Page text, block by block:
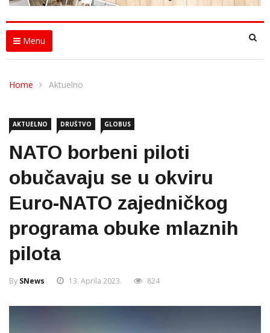
Menu
Home Aktuelno
AKTUELNO DRUŠTVO GLOBUS
NATO borbeni piloti
obučavaju se u okviru
Euro-NATO zajedničkog
programa obuke mlaznih
pilota
By SNews 13. Aprila 2023. 824